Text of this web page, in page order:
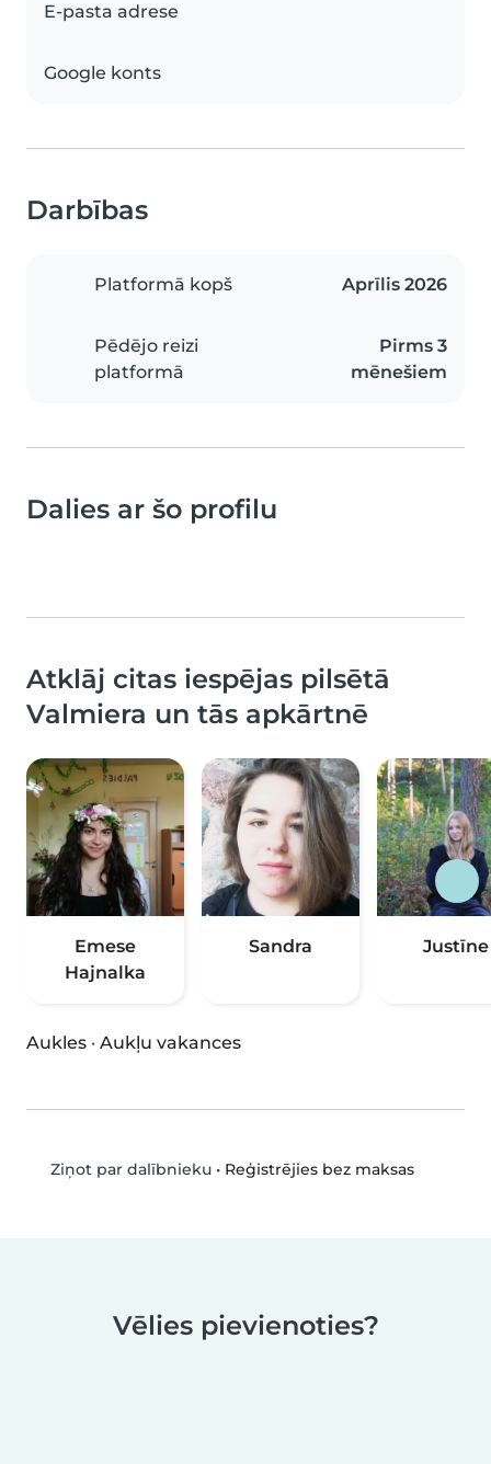
E-pasta adrese
Google konts
Darbības
Platformā kopš Aprīlis 2026
Pēdējo reizi
platformā
Pirms 3
mēnešiem
Dalies ar šo profilu
Atklāj citas iespējas pilsētā
Valmiera un tās apkārtnē
Emese
Hajnalka
Sandra Justīne
Aukles · Aukļu vakances
Ziņot par dalībnieku• Reģistrējies bez maksas
Vēlies pievienoties?